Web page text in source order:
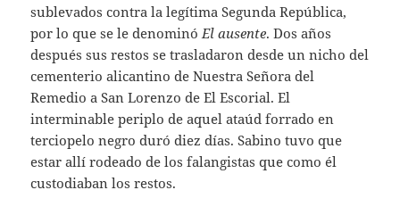
sublevados contra la legítima Segunda República,
por lo que se le denominó El ausente. Dos años
después sus restos se trasladaron desde un nicho del
cementerio alicantino de Nuestra Señora del
Remedio a San Lorenzo de El Escorial. El
interminable periplo de aquel ataúd forrado en
terciopelo negro duró diez días. Sabino tuvo que
estar allí rodeado de los falangistas que como él
custodiaban los restos.